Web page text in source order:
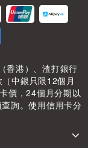
香港）、渣打銀行
中銀只限12個月
價，24個月分期以
詢。使用信用卡分